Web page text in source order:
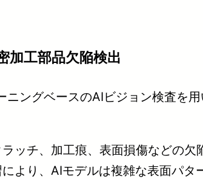
加工部品欠陥検出
ニングベースのAIビジョン検査を
ッチ、加工痕、表面損傷などの
より、AIモデルは複雑な表面パ